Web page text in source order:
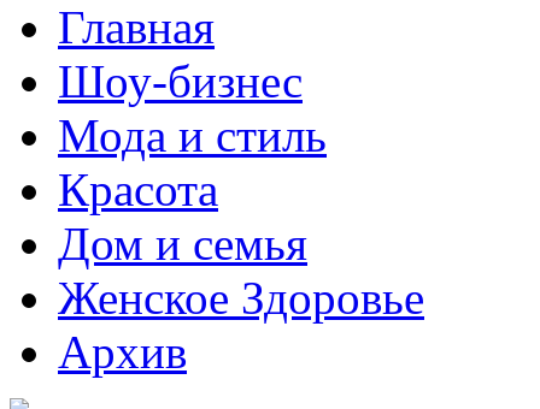
Главная
Шоу-бизнес
Мода и стиль
Красота
Дом и семья
Женское Здоровье
Архив